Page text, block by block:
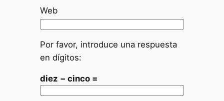
Web
Por favor, introduce una respuesta
en dígitos:
diez − cinco =